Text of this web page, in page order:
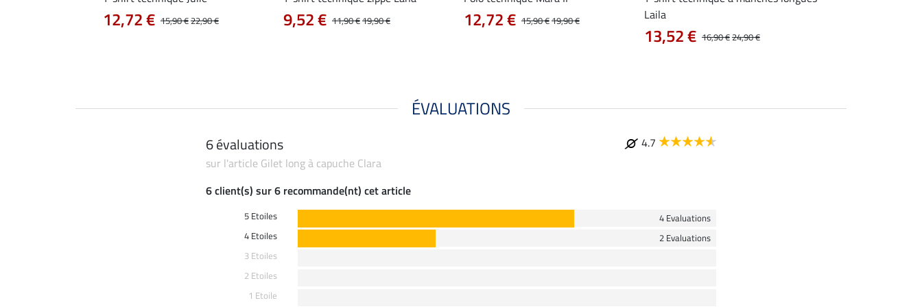
15,90 €22,90 €
12,72 € 11,90 €19,90 €
9,52 € 15,90 €19,90 €
12,72 €
Laila
16,90 €24,90 €
13,52 €
ÉVALUATIONS
6 évaluations
4.7
sur l'article Gilet long à capuche Clara
6 client(s) sur 6 recommande(nt) cet article
5 Etoiles
4 Evaluations
4 Etoiles
2 Evaluations
3 Etoiles
2 Etoiles
1 Etoile